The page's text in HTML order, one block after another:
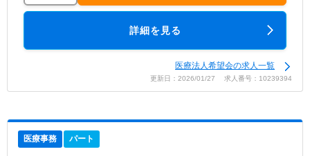
詳細を見る
医療法人希望会の求人一覧
更新日：2026/01/27 求人番号：10239394
医療事務 パート